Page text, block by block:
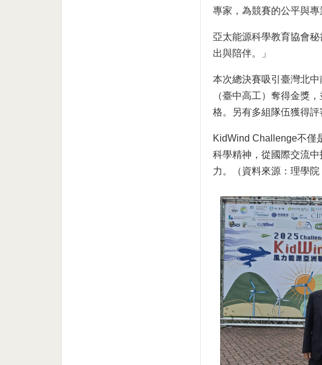
專家，為競賽的公平與專
亞太能源科學教育協會
出與陪伴。」
本次總決賽吸引臺灣北
（臺中高工）奪得金獎
格。另有多組隊伍獲得
KidWind Challenge不僅
科學精神，從國際交流
力。（資料來源：理學院